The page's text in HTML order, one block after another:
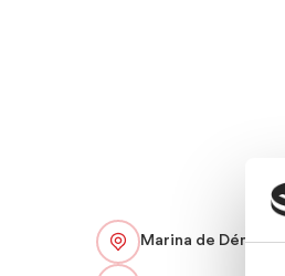
Marina de Dénia,